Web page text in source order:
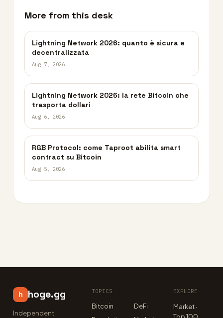
More from this desk
Lightning Network 2026: quanto è sicura e
decentralizzata
Aug 7, 2026
Lightning Network 2026: la rete Bitcoin che
trasporta dollari
Aug 6, 2026
RGB Protocol: come Taproot abilita smart
contract su Bitcoin
Aug 5, 2026
h hoge.gg
Independent
TOPICS
Bitcoin
DeFi
EXPLORE
Market ·
Top 100